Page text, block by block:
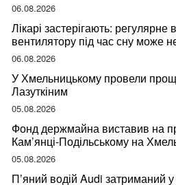
06.08.2026
Лікарі застерігають: регулярне
вентилятору під час сну може
ваше здоров’я
06.08.2026
У Хмельницькому провели
Лазуткіним
05.08.2026
Фонд держмайна виставив на
Кам’янці-Подільському на
05.08.2026
П’яний водій Audi затриманий